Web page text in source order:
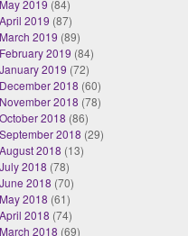
May 2019 (84)
April 2019 (87)
March 2019 (89)
February 2019 (84)
January 2019 (72)
December 2018 (60)
November 2018 (78)
October 2018 (86)
September 2018 (29)
August 2018 (13)
July 2018 (78)
June 2018 (70)
May 2018 (61)
April 2018 (74)
March 2018 (69)